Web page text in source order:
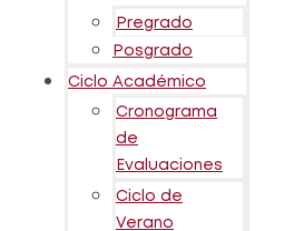
Pregrado
Posgrado
Ciclo Académico
Cronograma
de
Evaluaciones
Ciclo de
Verano